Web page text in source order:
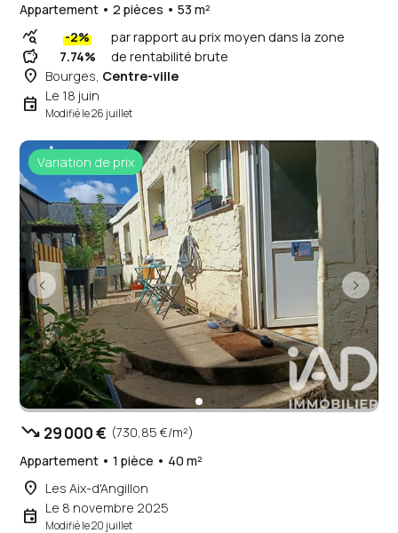
Appartement • 2 pièces • 53 m²
query_stats -2% par rapport au prix moyen dans la zone
savings 7.74% de rentabilité brute
place Bourges, Centre-ville
event Le 18 juin
Modifié le 26 juillet
Variation de prix
trending_down 29 000 € (730,85 €/m²)
Appartement • 1 pièce • 40 m²
place Les Aix-d'Angillon
event Le 8 novembre 2025
Modifié le 20 juillet